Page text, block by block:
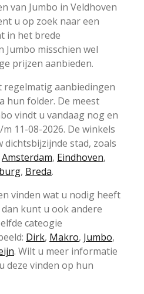
van Jumbo in Veldhoven
u op zoek naar een
in het brede
misschien wel
prijzen aanbieden.
regelmatig aanbiedingen
hun folder. De meest
vindt u vandaag nog en
11-08-2026. De winkels
dichtsbijzijnde stad, zoals
Amsterdam, Eindhoven,
, Breda.
vinden wat u nodig heeft
kunt u ook andere
cateogie
Dirk, Makro, Jumbo,
. Wilt u meer informatie
deze vinden op hun